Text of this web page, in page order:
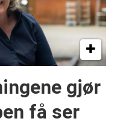
gjør
få ser